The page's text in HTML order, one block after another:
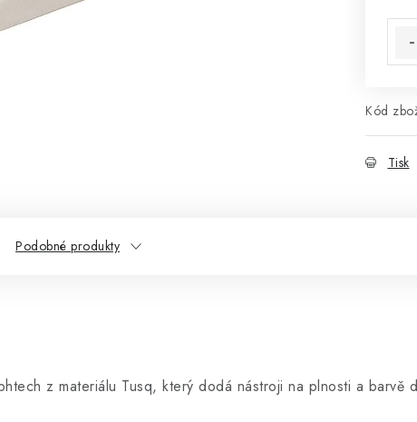
Kód
Tisk
Podobné produkty
z materiálu Tusq, který dodá nástroji na plnosti a barvě